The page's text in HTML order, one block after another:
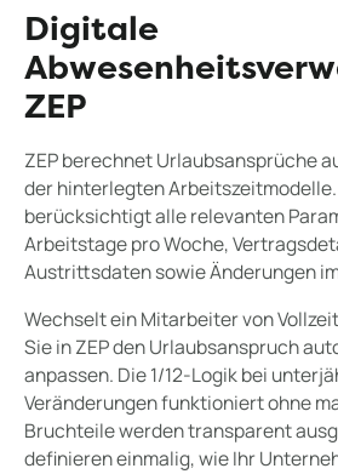
Digitale
ZEP
ZEP berechnet Urlaubsansprüche
der hinterlegten
berücksichtigt alle relevanten
Arbeitstage pro Woche,
Austrittsdaten sowie Änderungen
Wechselt ein Mitarbeiter von
Sie in ZEP den Urlaubsanspruch
anpassen. Die 1/12-Logik bei
Veränderungen funktioniert ohne
Bruchteile werden transparent
definieren einmalig, wie Ihr